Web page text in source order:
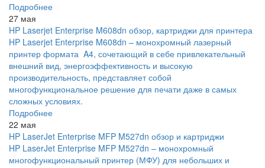
Подробнее
27 мая
HP Laserjet Enterprise M608dn обзор, картриджи для принтера
HP Laserjet Enterprise M608dn – монохромный лазерный
принтер формата A4, сочетающий в себе привлекательный
внешний вид, энергоэффективность и высокую
производительность, представляет собой
многофункциональное решение для печати даже в самых
сложных условиях.
Подробнее
22 мая
HP LaserJet Enterprise MFP M527dn обзор и картриджи
HP LaserJet Enterprise MFP M527dn – монохромный
многофункциональный принтер (МФУ) для небольших и